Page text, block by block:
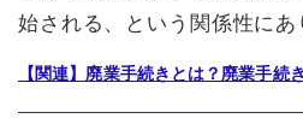
始される、という関係性にあ
【関連】廃業手続きとは？廃業手続